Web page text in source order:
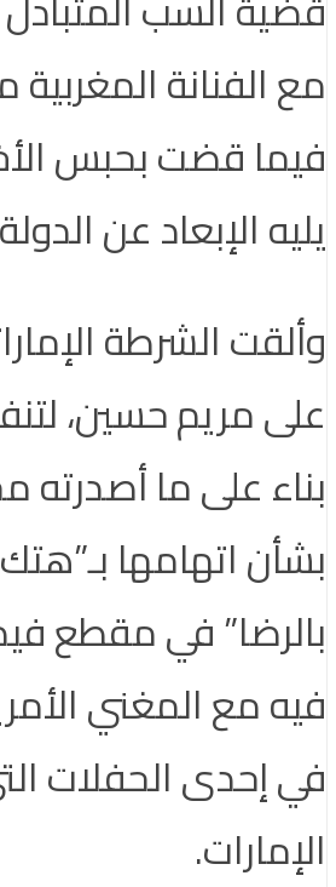
مع الفنانة
فيما قضت بحبس
يليه الإبعاد عن
وألقت الشرطة
على مريم حسين،
بناء على ما
بشأن اتهامها
بالرضا” في مقطع
فيه مع المغني
في إحدى الحفلات
الإمارات.